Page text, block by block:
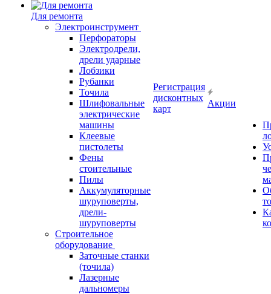
Для ремонта
Электроинструмент
Перфораторы
Электродрели,
дрели ударные
Лобзики
Рубанки
Точила
Шлифовальные
электрические
машины
Клеевые
пистолеты
Фены
стоительные
Пилы
Аккумуляторные
шуруповерты,
дрели-
шуруповерты
Строительное
оборудование
Заточные станки
(точила)
Лазерные
дальномеры
Регистрация
дисконтных
карт
Акции